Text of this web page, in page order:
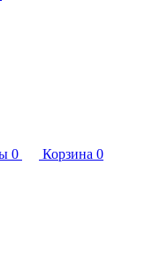
0 Корзина 0